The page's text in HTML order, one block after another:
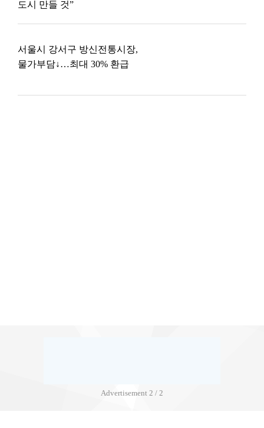
도시 만들 것”
서울시 강서구 방신전통시장,
물가부담↓…최대 30% 환급
Advertisement 2 / 2